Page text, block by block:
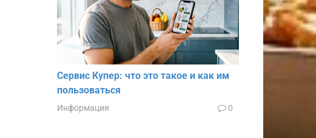
Сервис Купер: что это такое и как им
пользоваться
Информация 0